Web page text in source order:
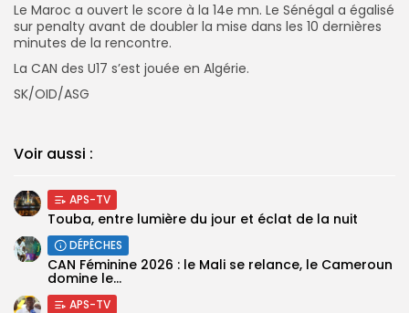
Le Maroc a ouvert le score à la 14e mn. Le Sénégal a égalisé
sur penalty avant de doubler la mise dans les 10 dernières
minutes de la rencontre.
La CAN des U17 s’est jouée en Algérie.
SK/OID/ASG
Voir aussi :
APS-TV
Touba, entre lumière du jour et éclat de la nuit
DÉPÊCHES
‎CAN Féminine 2026 : le Mali se relance, le Cameroun
domine le...
APS-TV